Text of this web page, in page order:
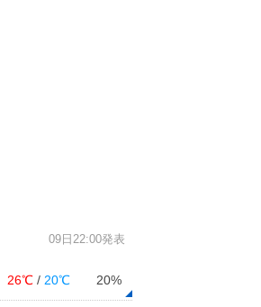
09日22:00発表
26℃ / 20℃ 20%